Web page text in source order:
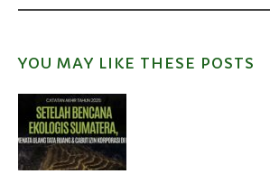
YOU MAY LIKE THESE POSTS